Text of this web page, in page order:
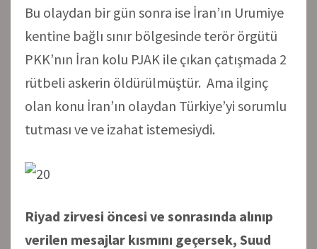
Bu olaydan bir gün sonra ise İran’ın Urumiye
kentine bağlı sınır bölgesinde terör örgütü
PKK’nın İran kolu PJAK ile çıkan çatışmada 2
rütbeli askerin öldürülmüştür. Ama ilginç
olan konu İran’ın olaydan Türkiye’yi sorumlu
tutması ve ve izahat istemesiydi.
Riyad zirvesi öncesi ve sonrasında alınıp
verilen mesajlar kısmını geçersek, Suud